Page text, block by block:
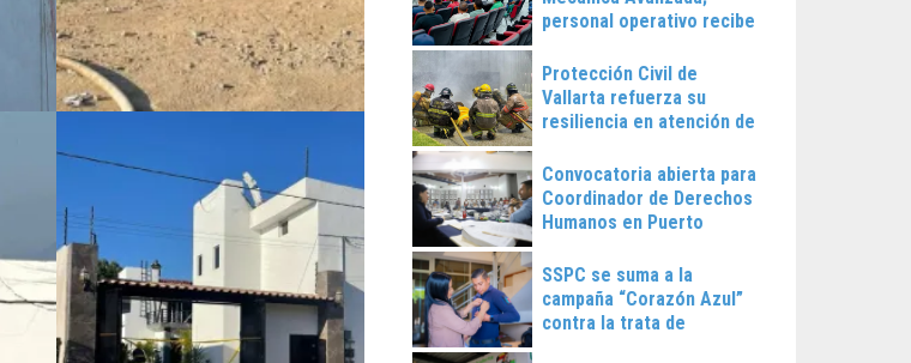
personal operativo recibe
Protección Civil de
Vallarta refuerza su
resiliencia en atención de
Convocatoria abierta para
Coordinador de Derechos
Humanos en Puerto
SSPC se suma a la
campaña “Corazón Azul”
contra la trata de